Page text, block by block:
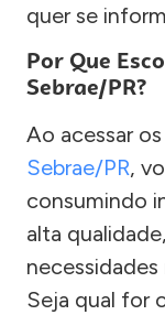
quer se
Por Que
Sebrae/PR?
Ao acessar
Sebrae/PR,
consumindo
alta
Seja qual for